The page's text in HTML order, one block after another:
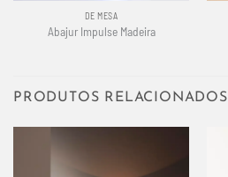
DE MESA
Abajur Impulse Madeira
PRODUTOS RELACIONADOS